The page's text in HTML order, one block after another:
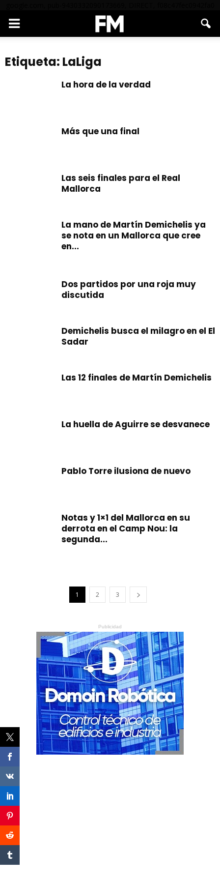
Etiqueta: LaLiga
La hora de la verdad
Más que una final
Las seis finales para el Real
Mallorca
La mano de Martín Demichelis ya
se nota en un Mallorca que cree
en...
Dos partidos por una roja muy
discutida
Demichelis busca el milagro en el El
Sadar
Las 12 finales de Martín Demichelis
La huella de Aguirre se desvanece
Pablo Torre ilusiona de nuevo
Notas y 1×1 del Mallorca en su
derrota en el Camp Nou: la
segunda...
1 2 3
Publicidad